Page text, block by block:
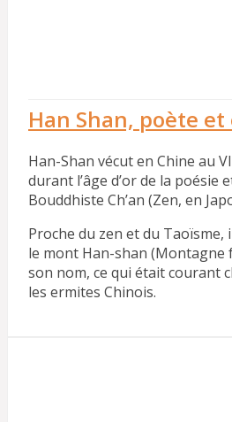
Han Shan, poète
Han-Shan vécut en Chine au
durant l’âge d’or de la poésie
Bouddhiste Ch’an (Zen, en
Proche du zen et du
le mont Han-shan (Montagne
son nom, ce qui était courant
les ermites Chinois.